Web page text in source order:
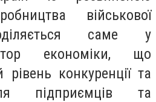
військової
саме у
економіки, що
рівень конкуренції та
підприємців та